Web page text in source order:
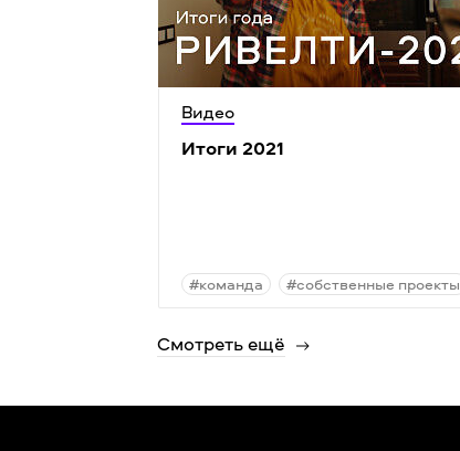
Видео
Итоги 2021
#команда #собственные проекты
Смотреть ещё